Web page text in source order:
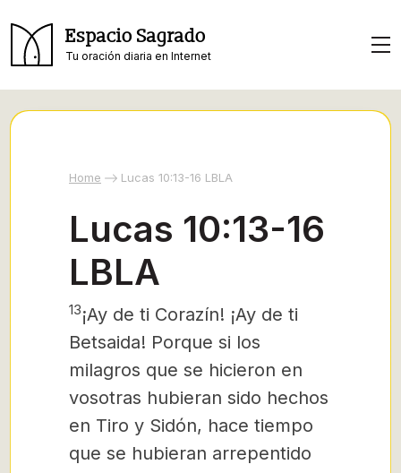
Espacio Sagrado
Tu oración diaria en Internet
Home Lucas 10:13-16 LBLA
Lucas 10:13-16
LBLA
13¡Ay de ti Corazín! ¡Ay de ti
Betsaida! Porque si los
milagros que se hicieron en
vosotras hubieran sido hechos
en Tiro y Sidón, hace tiempo
que se hubieran arrepentido